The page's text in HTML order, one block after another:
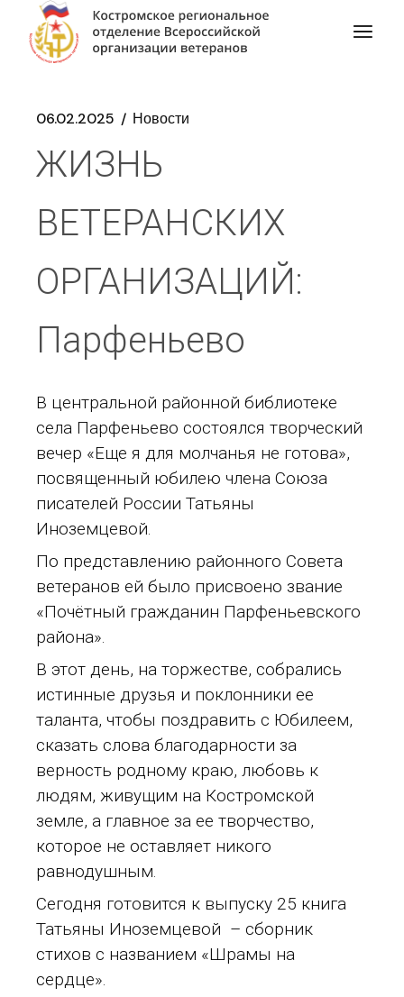
06.02.2025 Новости
ЖИЗНЬ
ВЕТЕРАНСКИХ
ОРГАНИЗАЦИЙ:
Парфеньево
В центральной районной библиотеке
села Парфеньево состоялся творческий
вечер «Еще я для молчанья не готова»,
посвященный юбилею члена Союза
писателей России Татьяны
Иноземцевой.
По представлению районного Совета
ветеранов ей было присвоено звание
«Почётный гражданин Парфеньевского
района».
В этот день, на торжестве, собрались
истинные друзья и поклонники ее
таланта, чтобы поздравить с Юбилеем,
сказать слова благодарности за
верность родному краю, любовь к
людям, живущим на Костромской
земле, а главное за ее творчество,
которое не оставляет никого
равнодушным.
Сегодня готовится к выпуску 25 книга
Татьяны Иноземцевой – сборник
стихов с названием «Шрамы на
сердце».